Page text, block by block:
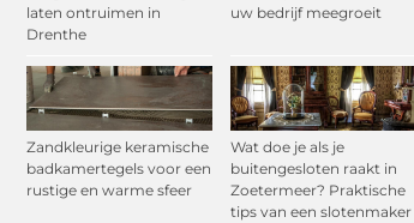
laten ontruimen in
Drenthe
uw bedrijf meegroeit
Zandkleurige keramische
badkamertegels voor een
rustige en warme sfeer
Wat doe je als je
buitengesloten raakt in
Zoetermeer? Praktische
tips van een slotenmaker